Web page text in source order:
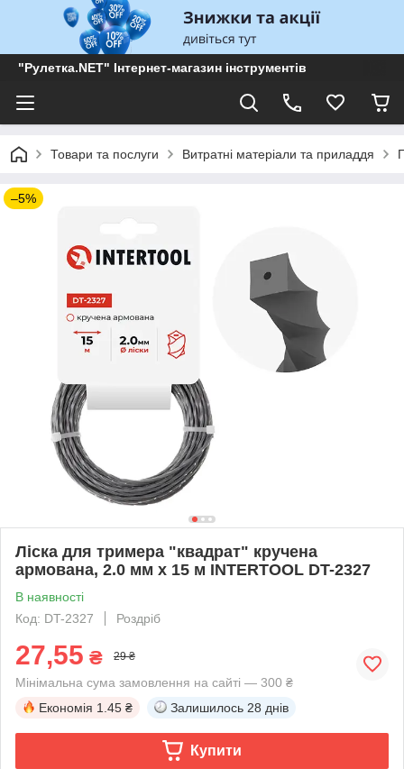
"Рулетка.NET" Інтернет-магазин інструментів
Товари та послуги Витратні матеріали та приладдя
–5%
Лiска для тримера "квадрат" кручена
армована, 2.0 мм x 15 м INTERTOOL DT-2327
В наявності
Код: DT-2327
Роздріб
27,55 ₴ 29 ₴
Мінімальна сума замовлення на сайті — 300 ₴
Економія 1.45 ₴ Залишилось 28 днів
Купити